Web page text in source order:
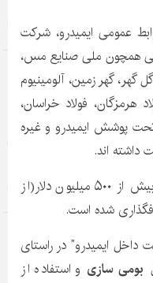
عمومی ایمیدرو، شرکت
همچون ملی صنایع مس،
گهر، گهر زمین، آلومینیوم
هرمزگان، فولاد خراسان،
تحت پوشش ایمیدرو و غیره
داشته اند.
طبق این برنامه، صرفه جویی ارزی بیش از ۵۰۰ میلیون دلار(از
شده است.
داخل ایمیدرو” در راستای
بومی سازی و استفاده از